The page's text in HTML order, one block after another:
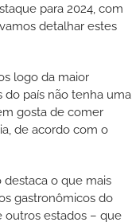
para 2024, com
detalhar estes
logo da maior
do país não tenha uma
gosta de comer
de acordo com o
destaca o que mais
gastronômicos do
outros estados – que